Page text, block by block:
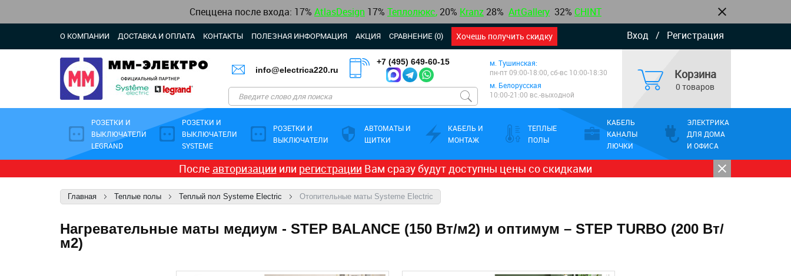
Спеццена после входа: 17% AtlasDesign 17% Теплолюкс, 20% Kranz 28% ArtGallery 32% CHINT
Вход / Регистрация
О КОМПАНИИ ДОСТАВКА И ОПЛАТА КОНТАКТЫ ПОЛЕЗНАЯ ИНФОРМАЦИЯ АКЦИЯ СРАВНЕНИЕ (0) Хочешь получить скидку
info@electrica220.ru
+7 (495) 649-60-15
м. Тушинская:
пн-пт 09:00-18:00, сб-вс 10:00-18:30
м. Белорусская
10:00-21:00 вс.-выходной
Корзина
0 товаров
РОЗЕТКИ И
ВЫКЛЮЧАТЕЛИ
LEGRAND
РОЗЕТКИ И
ВЫКЛЮЧАТЕЛИ
SYSTEME
РОЗЕТКИ И
ВЫКЛЮЧАТЕЛИ
АВТОМАТЫ И
ЩИТКИ
КАБЕЛЬ И
МОНТАЖ
ТЕПЛЫЕ
ПОЛЫ
КАБЕЛЬ
КАНАЛЫ
ЛЮЧКИ
ЭЛЕКТРИКА
ДЛЯ ДОМА
И ОФИСА
После авторизации или регистрации Вам сразу будут доступны цены со скидками
Главная Теплые полы Теплый пол Systeme Electric Отопительные маты Systeme Electric
Нагревательные маты медиум - STEP BALANCE (150 Вт/м2) и оптимум – STEP TURBO (200 Вт/
м2)